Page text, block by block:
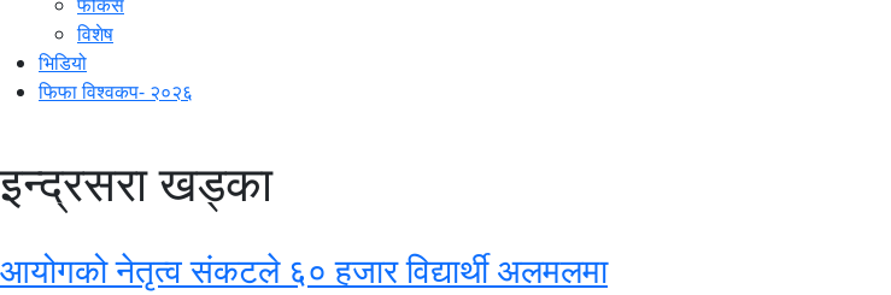
फोकस
विशेष
भिडियो
फिफा विश्वकप- २०२६
इन्द्रसरा खड्का
आयोगको नेतृत्व संकटले ६० हजार विद्यार्थी अलमलमा